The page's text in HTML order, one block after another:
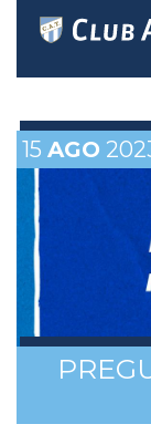
15 AGO